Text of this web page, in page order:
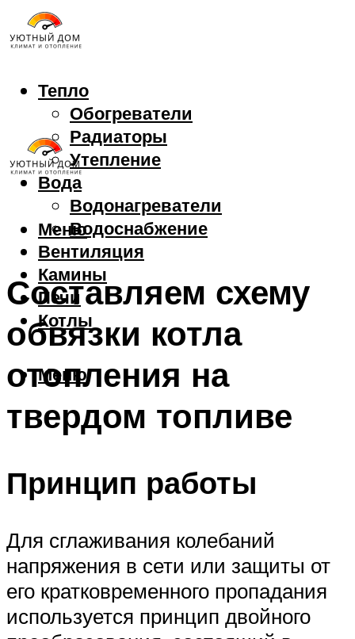
Тепло
Обогреватели
Радиаторы
Утепление
Вода
Водонагреватели
Водоснабжение
Вентиляция
Камины
Печи
Котлы
Меню
Меню
Составляем схему
обвязки котла
отопления на
твердом топливе
Принцип работы
Для сглаживания колебаний
напряжения в сети или защиты от
его кратковременного пропадания
используется принцип двойного